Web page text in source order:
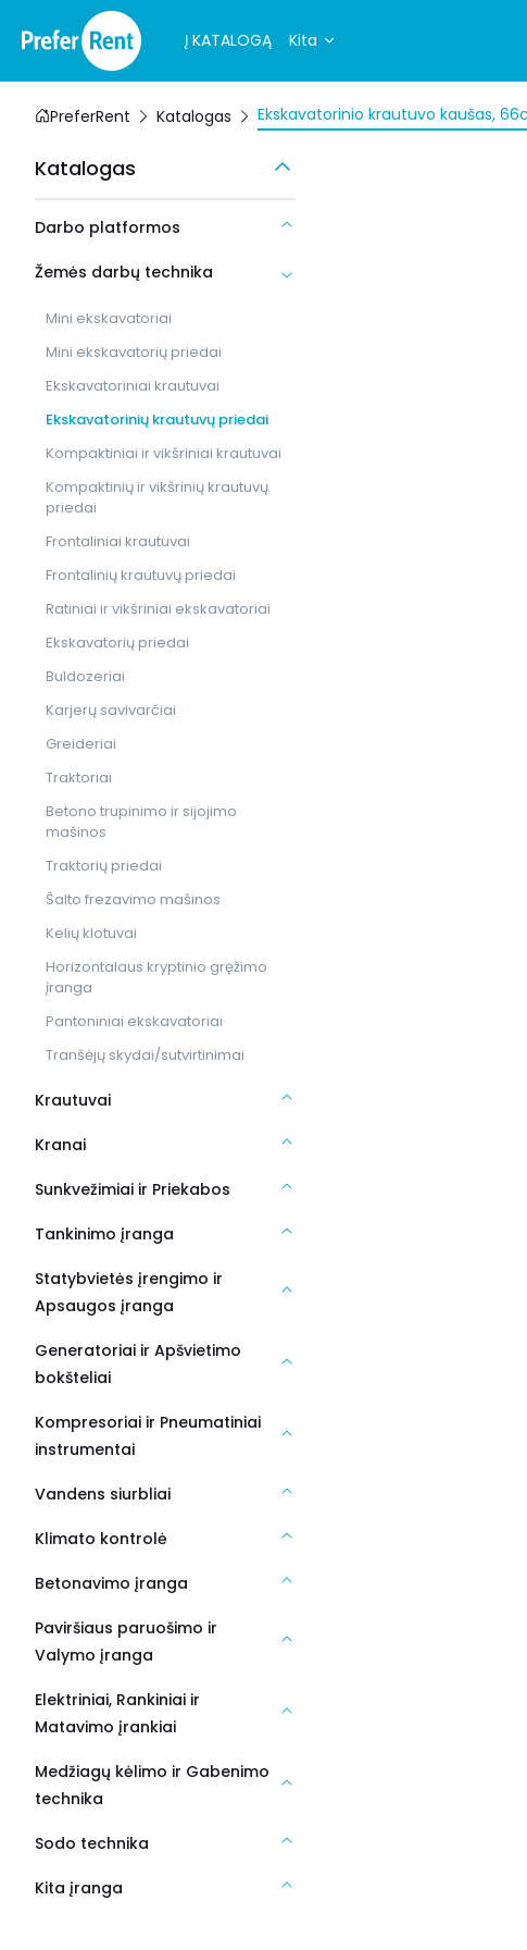
Į KATALOGĄ Kita
PreferRent Katalogas Ekskavatorinio krautuvo kaušas,
Katalogas
Darbo platformos
Žemės darbų technika
Mini ekskavatoriai
Mini ekskavatorių priedai
Ekskavatoriniai krautuvai
Ekskavatorinių krautuvų priedai
Kompaktiniai ir vikšriniai krautuvai
Kompaktinių ir vikšrinių krautuvų
priedai
Frontaliniai krautuvai
Frontalinių krautuvų priedai
Ratiniai ir vikšriniai ekskavatoriai
Ekskavatorių priedai
Buldozeriai
Karjerų savivarčiai
Greideriai
Traktoriai
Betono trupinimo ir sijojimo
mašinos
Traktorių priedai
Šalto frezavimo mašinos
Kelių klotuvai
Horizontalaus kryptinio gręžimo
įranga
Pantoniniai ekskavatoriai
Tranšėjų skydai/sutvirtinimai
Krautuvai
Kranai
Sunkvežimiai ir Priekabos
Tankinimo įranga
Statybvietės įrengimo ir
Apsaugos įranga
Generatoriai ir Apšvietimo
bokšteliai
Kompresoriai ir Pneumatiniai
instrumentai
Vandens siurbliai
Klimato kontrolė
Betonavimo įranga
Paviršiaus paruošimo ir
Valymo įranga
Elektriniai, Rankiniai ir
Matavimo įrankiai
Medžiagų kėlimo ir Gabenimo
technika
Sodo technika
Kita įranga